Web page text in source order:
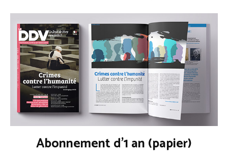
Abonnement d'1 an (papier)